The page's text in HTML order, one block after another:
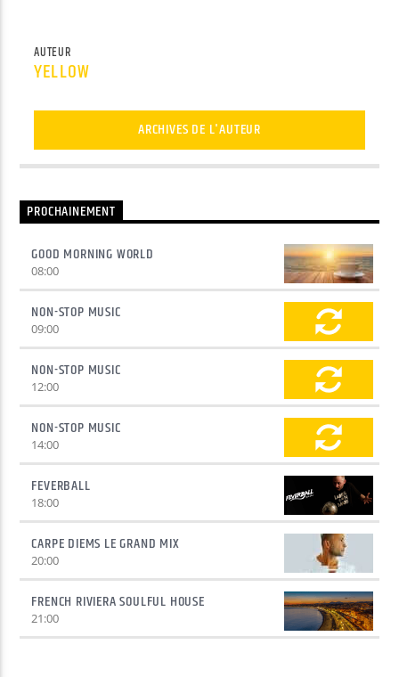
Yellow Party
AUTEUR
YELLOW
ARCHIVES DE L'AUTEUR
PROCHAINEMENT
GOOD MORNING WORLD
08:00
NON-STOP MUSIC
09:00
NON-STOP MUSIC
12:00
NON-STOP MUSIC
14:00
FEVERBALL
18:00
CARPE DIEMS LE GRAND MIX
20:00
FRENCH RIVIERA SOULFUL HOUSE
21:00